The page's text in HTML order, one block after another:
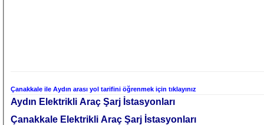
Çanakkale ile Aydın arası yol tarifini öğrenmek için tıklayınız
Aydın Elektrikli Araç Şarj İstasyonları
Çanakkale Elektrikli Araç Şarj İstasyonları